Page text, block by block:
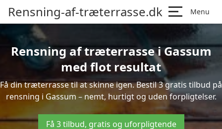
Rensning-af-træterrasse.dk Menu
Rensning af træterrasse i Gassum
med flot resultat
Få din træterrasse til at skinne igen. Bestil 3 gratis tilbud på
rensning i Gassum – nemt, hurtigt og uden forpligtelser.
Få 3 tilbud, gratis og uforpligtende